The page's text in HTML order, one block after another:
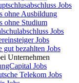
Jobs
ohne Ausbildung
ohne Studium
Jobs
Jobs
gut bezahlten Jobs
Unternehmen
Jobs
Telekom Jobs